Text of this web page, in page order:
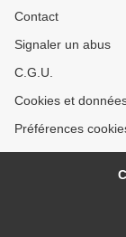
Contact
Signaler un abus
C.G.U.
Cookies et
Préférences